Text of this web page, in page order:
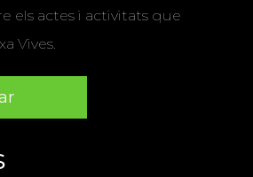
els actes i activitats que
Vives.